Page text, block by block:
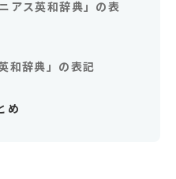
アス英和辞典」の表
和辞典」の表記
め